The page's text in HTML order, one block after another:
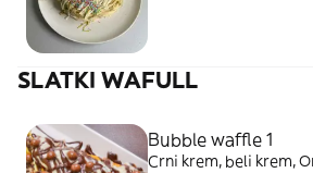
SLATKI WAFULL
Bubble waffle 1
Crni krem, beli krem,